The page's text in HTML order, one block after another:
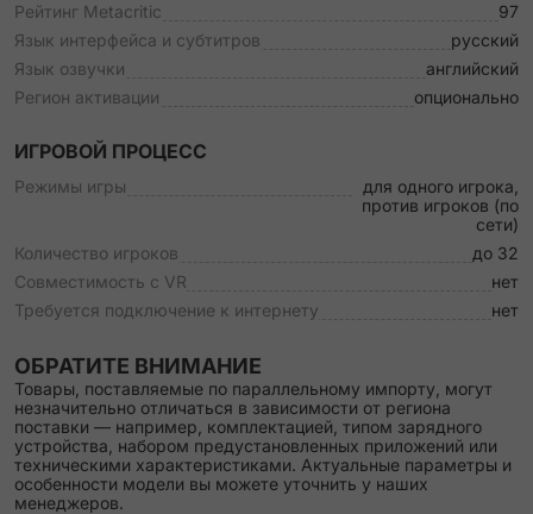
Рейтинг Metacritic
97
Язык интерфейса и субтитров
русский
Язык озвучки
английский
Регион активации
опционально
ИГРОВОЙ ПРОЦЕСС
Режимы игры
для одного игрока,
против игроков (по
сети)
Количество игроков
до 32
Совместимость с VR
нет
Требуется подключение к интернету
нет
ОБРАТИТЕ ВНИМАНИЕ
Товары, поставляемые по параллельному импорту, могут
незначительно отличаться в зависимости от региона
поставки — например, комплектацией, типом зарядного
устройства, набором предустановленных приложений или
техническими характеристиками. Актуальные параметры и
особенности модели вы можете уточнить у наших
менеджеров.